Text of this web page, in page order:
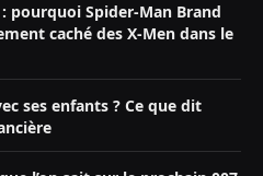
pourquoi Spider-Man Brand
caché des X-Men dans le
ses enfants ? Ce que dit